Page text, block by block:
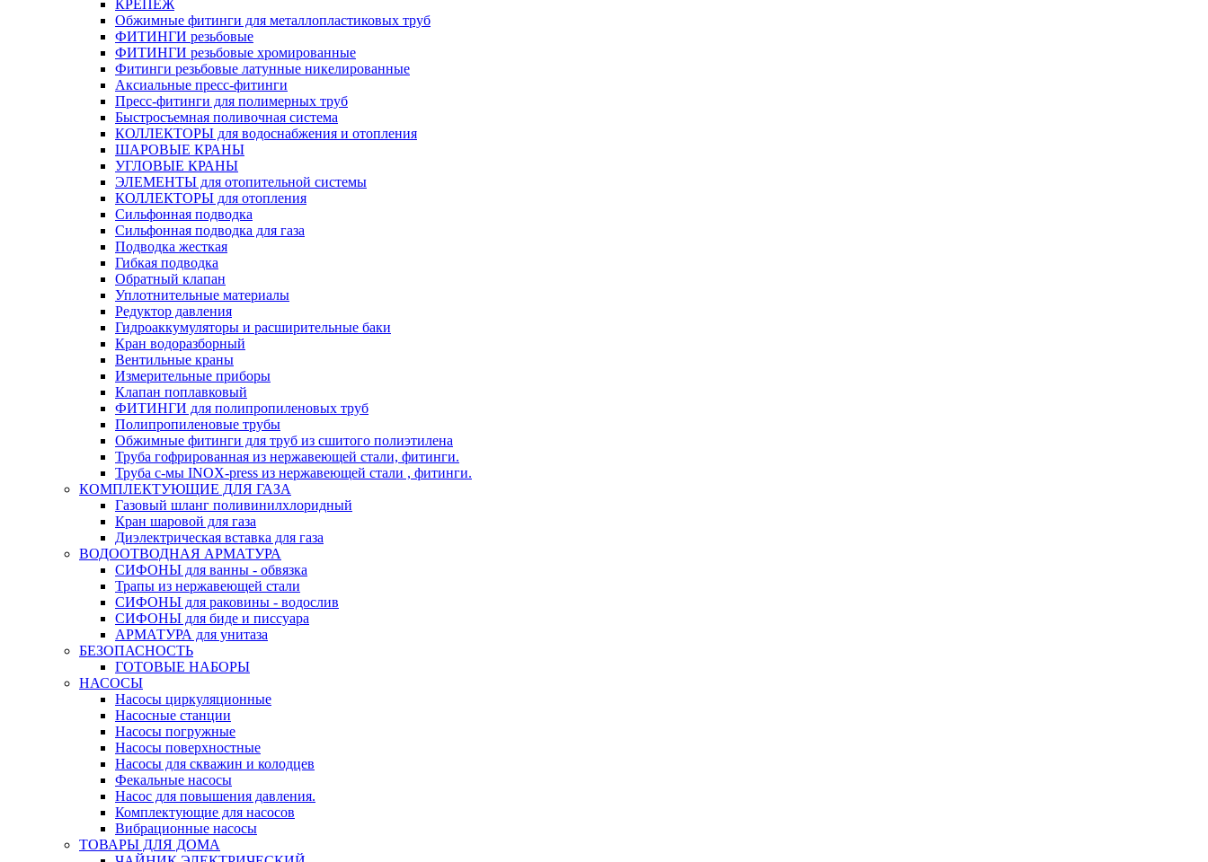
КРЕПЁЖ
Обжимные фитинги для металлопластиковых труб
ФИТИНГИ резьбовые
ФИТИНГИ резьбовые хромированные
Фитинги резьбовые латунные никелированные
Аксиальные пресс-фитинги
Пресс-фитинги для полимерных труб
Быстросъемная поливочная система
КОЛЛЕКТОРЫ для водоснабжения и отопления
ШАРОВЫЕ КРАНЫ
УГЛОВЫЕ КРАНЫ
ЭЛЕМЕНТЫ для отопительной системы
КОЛЛЕКТОРЫ для отопления
Сильфонная подводка
Cильфонная подводка для газа
Подводка жесткая
Гибкая подводка
Обратный клапан
Уплотнительные материалы
Редуктор давления
Гидроаккумуляторы и расширительные баки
Кран водоразборный
Вентильные краны
Измерительные приборы
Клапан поплавковый
ФИТИНГИ для полипропиленовых труб
Полипропиленовые трубы
Обжимные фитинги для труб из сшитого полиэтилена
Труба гофрированная из нержавеющей стали, фитинги.
Труба с-мы INOX-press из нержавеющей стали , фитинги.
КОМПЛЕКТУЮЩИЕ ДЛЯ ГАЗА
Газовый шланг поливинилхлоридный
Кран шаровой для газа
Диэлектрическая вставка для газа
ВОДООТВОДНАЯ АРМАТУРА
СИФОНЫ для ванны - обвязка
Трапы из нержавеющей стали
СИФОНЫ для раковины - водослив
СИФОНЫ для биде и писсуара
АРМАТУРА для унитаза
БЕЗОПАСНОСТЬ
ГОТОВЫЕ НАБОРЫ
НАСОСЫ
Насосы циркуляционные
Насосные станции
Насосы погружные
Насосы поверхностные
Насосы для скважин и колодцев
Фекальные насосы
Насос для повышения давления.
Комплектующие для насосов
Вибрационные насосы
ТОВАРЫ ДЛЯ ДОМА